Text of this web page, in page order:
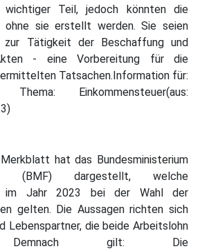
Teil, jedoch könnten die
ohne sie erstellt werden. Sie seien
zur Tätigkeit der Beschaffung und
- eine Vorbereitung für die
Tatsachen.Information für:
Thema: Einkommensteuer(aus:
hat das Bundesministerium
(BMF) dargestellt, welche
im Jahr 2023 bei der Wahl der
gelten. Die Aussagen richten sich
Lebenspartner, die beide Arbeitslohn
Demnach gilt: Die